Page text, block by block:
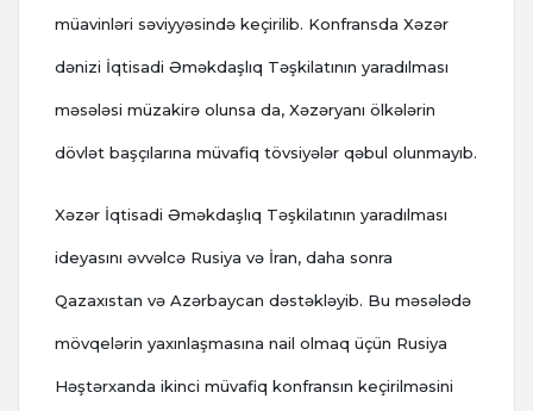
müavinləri səviyyəsində keçirilib. Konfransda Xəzər
dənizi İqtisadi Əməkdaşlıq Təşkilatının yaradılması
məsələsi müzakirə olunsa da, Xəzəryanı ölkələrin
dövlət başçılarına müvafiq tövsiyələr qəbul olunmayıb.
Xəzər İqtisadi Əməkdaşlıq Təşkilatının yaradılması
ideyasını əvvəlcə Rusiya və İran, daha sonra
Qazaxıstan və Azərbaycan dəstəkləyib. Bu məsələdə
mövqelərin yaxınlaşmasına nail olmaq üçün Rusiya
Həştərxanda ikinci müvafiq konfransın keçirilməsini